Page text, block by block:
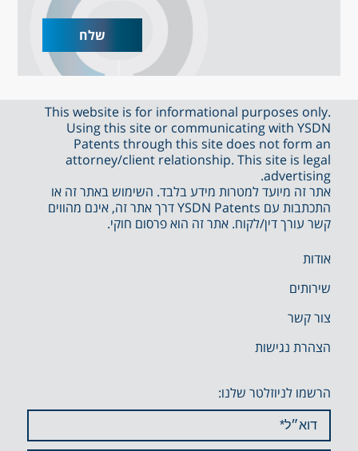
This website is for informational purposes only.
Using this site or communicating with YSDN
Patents through this site does not form an
attorney/client relationship. This site is legal
advertising.
אתר זה מיועד למטרות מידע בלבד. השימוש באתר זה או
התכתבות עם YSDN Patents דרך אתר זה, אינם מהווים
קשר עורך דין/לקוח. אתר זה הוא פרסום חוקי.
אודות
שירותים
צור קשר
הצהרת נגישות
הרשמו לניוזלטר שלנו: